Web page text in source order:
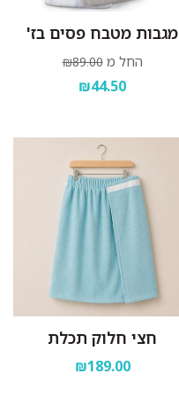
מגבות מטבח פסים בז'
החל מ ₪89.00
₪44.50
חצי חלוק תכלת
₪189.00